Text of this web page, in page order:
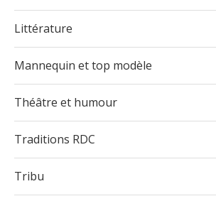
Littérature
Mannequin et top modèle
Théâtre et humour
Traditions RDC
Tribu